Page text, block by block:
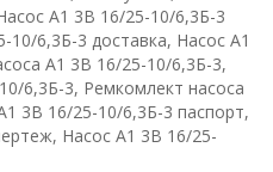
А1 3В 16/25-10/6,3Б-3
6,3Б-3 доставка, Насос А1
А1 3В 16/25-10/6,3Б-3,
6,3Б-3, Ремкомлект насоса
3В 16/25-10/6,3Б-3 паспорт,
Насос А1 3В 16/25-